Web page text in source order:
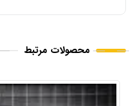
محصولات مرتبط